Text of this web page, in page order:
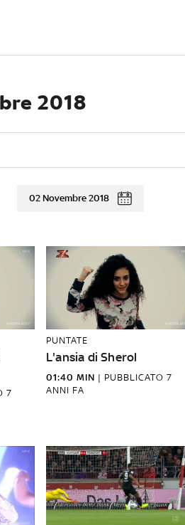
2018
02 Novembre 2018
7
PUNTATE
L'ansia di Sherol
01:40 MIN | PUBBLICATO 7
ANNI FA